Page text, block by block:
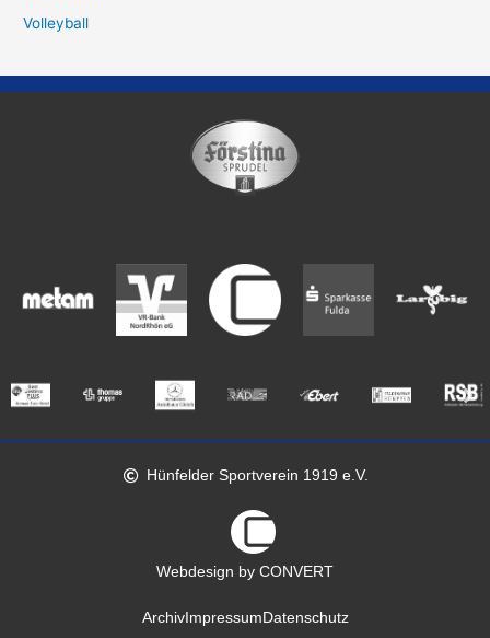
Volleyball
Hünfelder Sportverein 1919 e.V.
Webdesign by CONVERT
ArchivImpressum Datenschutz